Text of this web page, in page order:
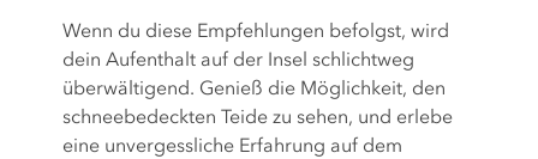
Wenn du diese Empfehlungen befolgst, wird
dein Aufenthalt auf der Insel schlichtweg
überwältigend. Genieß die Möglichkeit, den
schneebedeckten Teide zu sehen, und erlebe
eine unvergessliche Erfahrung auf dem